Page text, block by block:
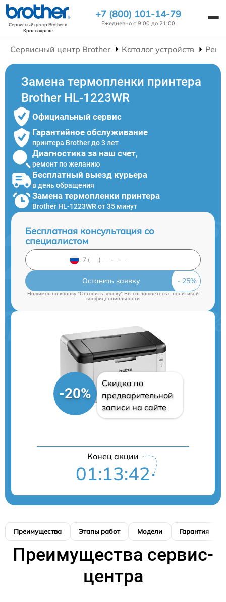
Сервисный центр Brotherв
Красноярске
+7 (800) 101-14-79
Ежедневно с 9:00 до 21:00
Сервисный центр Brother Каталог устройств
Замена термопленки принтера
Brother HL-1223WR
Официальный сервис
Гарантийное обслуживание
принтера Brother до 3 лет
Диагностика за наш счет,
ремонт по желанию
Бесплатный выезд курьера
в день обращения
Замена термопленки принтера
Brother HL-1223WR от 35 минут
Бесплатная консультация со
специалистом
Оставить заявку
Нажимая на кнопку "Оставить заявку" Вы соглашаетесь cполитикой
конфиденциальности
-20%
Скидка по
предварительной
записи на сайте
Конец акции
01:13:41
Преимущества Этапы работ Модели Гарантия
Преимущества сервис-
центра